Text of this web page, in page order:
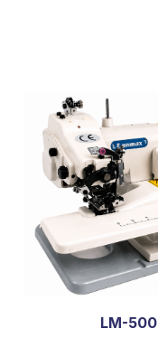
LM-500